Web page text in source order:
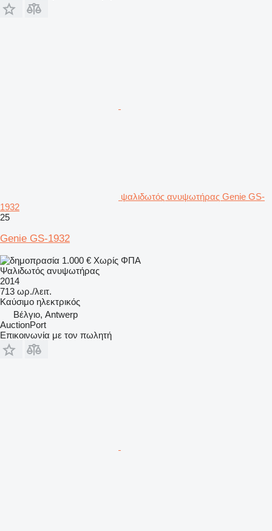
ψαλιδωτός ανυψωτήρας Genie GS-
1932
25
Genie GS-1932
1.000 € Χωρίς ΦΠΑ
Ψαλιδωτός ανυψωτήρας
2014
713 ωρ./λειτ.
Καύσιμο ηλεκτρικός
Βέλγιο, Antwerp
AuctionPort
Επικοινωνία με τον πωλητή